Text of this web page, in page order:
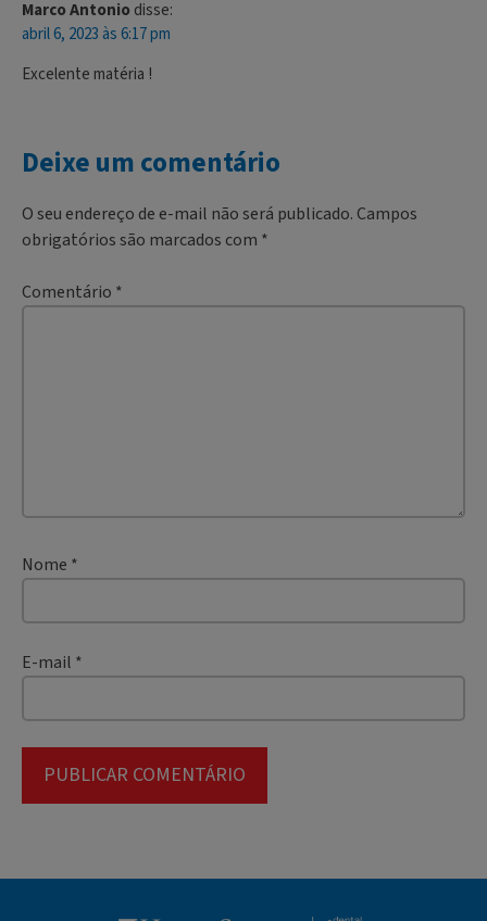
Marco Antonio disse:
abril 6, 2023 às 6:17 pm
Excelente matéria !
Deixe um comentário
O seu endereço de e-mail não será publicado.Campos
obrigatórios são marcados com *
Comentário *
Nome *
E-mail *